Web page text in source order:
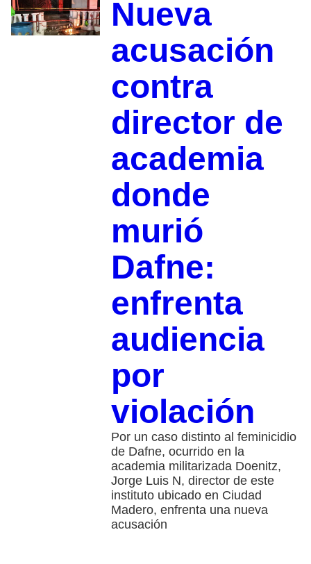
Nueva
acusación
contra
director de
academia
donde
murió
Dafne:
enfrenta
audiencia
por
violación
Por un caso distinto al feminicidio
de Dafne, ocurrido en la
academia militarizada Doenitz,
Jorge Luis N, director de este
instituto ubicado en Ciudad
Madero, enfrenta una nueva
acusación